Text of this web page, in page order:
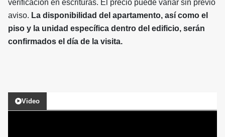
verificación en escrituras. El precio puede variar sin previo
aviso. La disponibilidad del apartamento, así como el
piso y la unidad específica dentro del edificio, serán
confirmados el día de la visita.
Video